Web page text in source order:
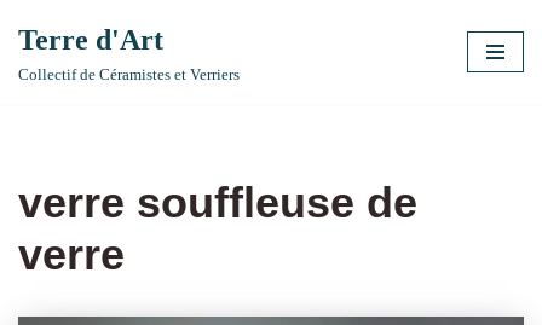
Aller
Terre d'Art
Collectif de Céramistes et Verriers
verre souffleuse de
verre